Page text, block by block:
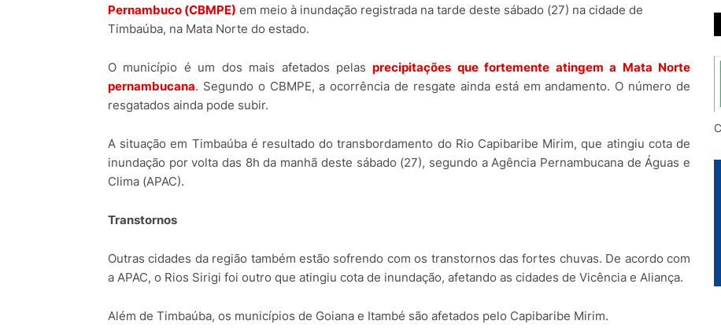
Pernambuco (CBMPE) em meio à inundação registrada na tarde deste sábado (27) na cidade de
Timbaúba, na Mata Norte do estado.
O município é um dos mais afetados pelasprecipitações que fortemente atingem a Mata Norte
pernambucana. Segundo o CBMPE, a ocorrência de resgate ainda está em andamento. O número de
resgatados ainda pode subir.
A situação em Timbaúba é resultado do transbordamento do Rio Capibaribe Mirim, que atingiu cota de
inundação por volta das 8h da manhã deste sábado (27), segundo a Agência Pernambucana de Águas e
Clima (APAC).
Transtornos
Outras cidades da região também estão sofrendo com os transtornos das fortes chuvas. De acordo com
a APAC, o Rios Sirigi foi outro que atingiu cota de inundação, afetando as cidades de Vicência e Aliança.
Além de Timbaúba, os municípios de Goiana e Itambé são afetados pelo Capibaribe Mirim.